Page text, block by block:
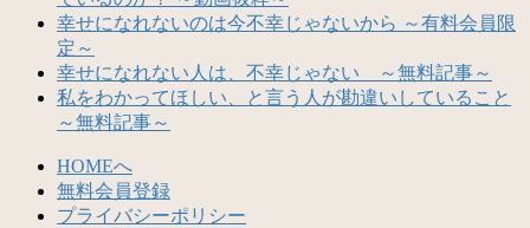
幸せになれないのは今不幸じゃないから ～有料会員限
定～
幸せになれない人は、不幸じゃない ～無料記事～
私をわかってほしい、と言う人が勘違いしていること
～無料記事～
HOMEへ
無料会員登録
プライバシーポリシー